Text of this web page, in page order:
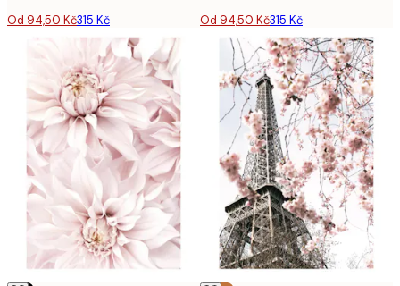
Od 94,50 Kč315 Kč Od 94,50 Kč315 Kč